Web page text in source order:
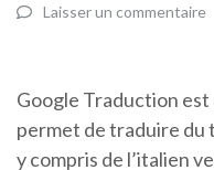
Laisser un commentaire
Google Traduction
permet de traduire du
y compris de l’italien